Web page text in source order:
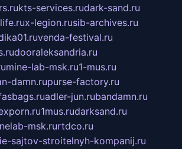
kts-services.rudark-sand.ru
x-legion.rusib-archives.ru
venda-festival.ru
dooraleksandria.ru
mine-lab-msk.ru1-mus.ru
damn.rupurse-factory.ru
adler-jun.rubandamn.ru
1mus.rudarksand.ru
msk.rurtdco.ru
sajtov-stroitelnyh-kompanij.ru